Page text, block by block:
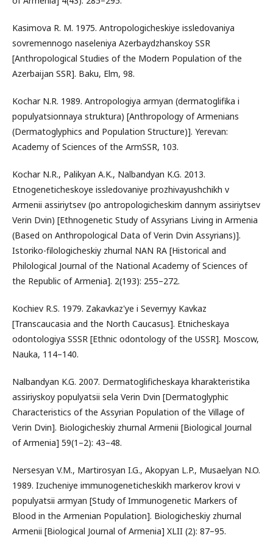
Kasimova R. M. 1975. Antropologicheskiye issledovaniya
sovremennogo naseleniya Azerbaydzhanskoy SSR
[Anthropological Studies of the Modern Population of the
Azerbaijan SSR]. Baku, Elm, 98.
Kochar N.R. 1989. Antropologiya armyan (dermatoglifika i
populyatsionnaya struktura) [Anthropology of Armenians
(Dermatoglyphics and Population Structure)]. Yerevan:
Academy of Sciences of the ArmSSR, 103.
Kochar N.R., Palikyan A.K., Nalbandyan K.G. 2013.
Etnogeneticheskoye issledovaniye prozhivayushchikh v
Armenii assiriytsev (po antropologicheskim dannym assiriytsev
Verin Dvin) [Ethnogenetic Study of Assyrians Living in Armenia
(Based on Anthropological Data of Verin Dvin Assyrians)].
Istoriko-filologicheskiy zhurnal NAN RA [Historical and
Philological Journal of the National Academy of Sciences of
the Republic of Armenia]. 2(193): 255–272.
Kochiev R.S. 1979. Zakavkaz'ye i Severnyy Kavkaz
[Transcaucasia and the North Caucasus]. Etnicheskaya
odontologiya SSSR [Ethnic odontology of the USSR]. Moscow,
Nauka, 114–140.
Nalbandyan K.G. 2007. Dermatoglificheskaya kharakteristika
assiriyskoy populyatsii sela Verin Dvin [Dermatoglyphic
Characteristics of the Assyrian Population of the Village of
Verin Dvin]. Biologicheskiy zhurnal Armenii [Biological Journal
of Armenia] 59(1–2): 43–48.
Nersesyan V.M., Martirosyan I.G., Akopyan L.P., Musaelyan N.O.
1989. Izucheniye immunogeneticheskikh markerov krovi v
populyatsii armyan [Study of Immunogenetic Markers of
Blood in the Armenian Population]. Biologicheskiy zhurnal
Armenii [Biological Journal of Armenia] XLII (2): 87–95.